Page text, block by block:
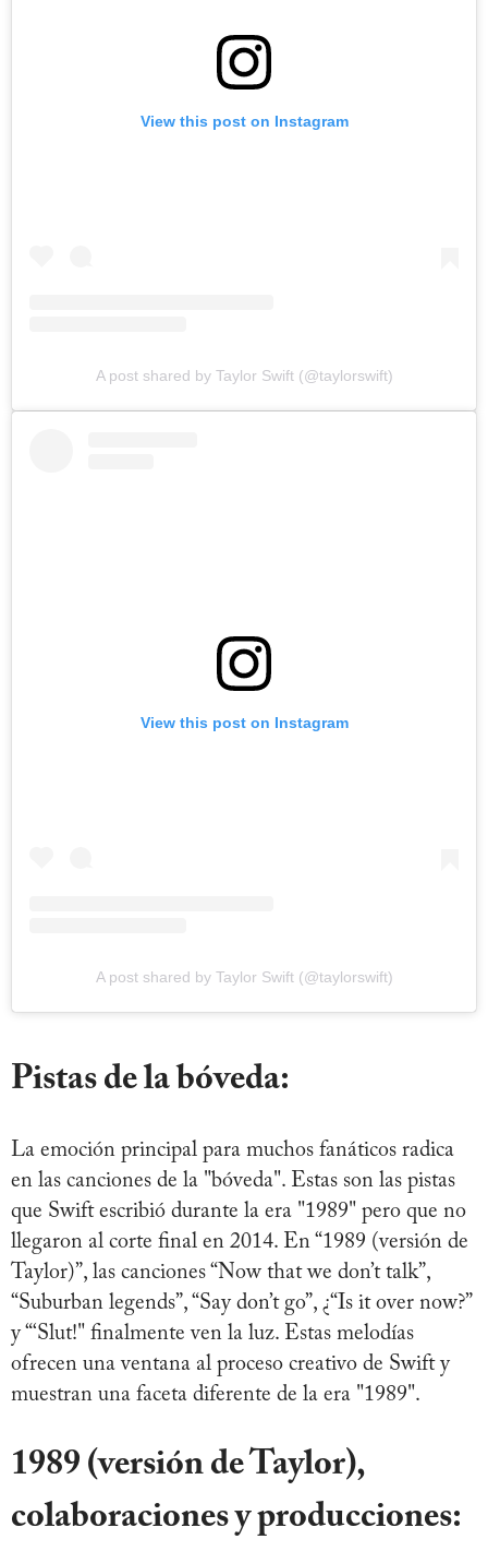
View this post on Instagram
A post shared by Taylor Swift (@taylorswift)
View this post on Instagram
A post shared by Taylor Swift (@taylorswift)
Pistas de la bóveda:
La emoción principal para muchos fanáticos radica
en las canciones de la "bóveda". Estas son las pistas
que Swift escribió durante la era "1989" pero que no
llegaron al corte final en 2014. En “1989 (versión de
Taylor)”, las canciones “Now that we don’t talk”,
“Suburban legends”, “Say don’t go”, ¿“Is it over now?”
y “‘Slut!" finalmente ven la luz. Estas melodías
ofrecen una ventana al proceso creativo de Swift y
muestran una faceta diferente de la era "1989".
1989 (versión de Taylor),
colaboraciones y producciones: